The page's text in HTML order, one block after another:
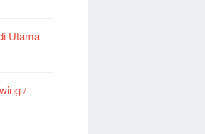
Utama
/